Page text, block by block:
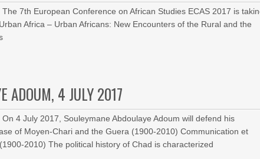
The 7th European Conference on African Studies ECAS 2017 is
Africa – Urban Africans: New Encounters of the Rural and the
ADOUM, 4 JULY 2017
On 4 July 2017, Souleymane Abdoulaye Adoum will defend his
of Moyen-Chari and the Guera (1900-2010) Communication et
2010) The political history of Chad is characterized